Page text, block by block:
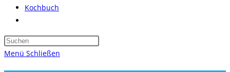
Kochbuch
umschalten
Press
Menü Schließen